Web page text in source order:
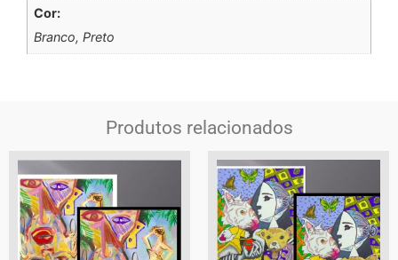
Cor:
Branco, Preto
Produtos relacionados